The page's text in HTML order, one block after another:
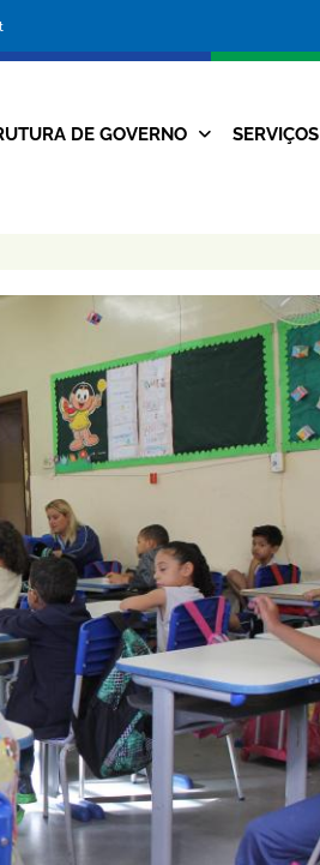
da
Prefeitura
Navegação
DE GOVERNO SERVIÇOS